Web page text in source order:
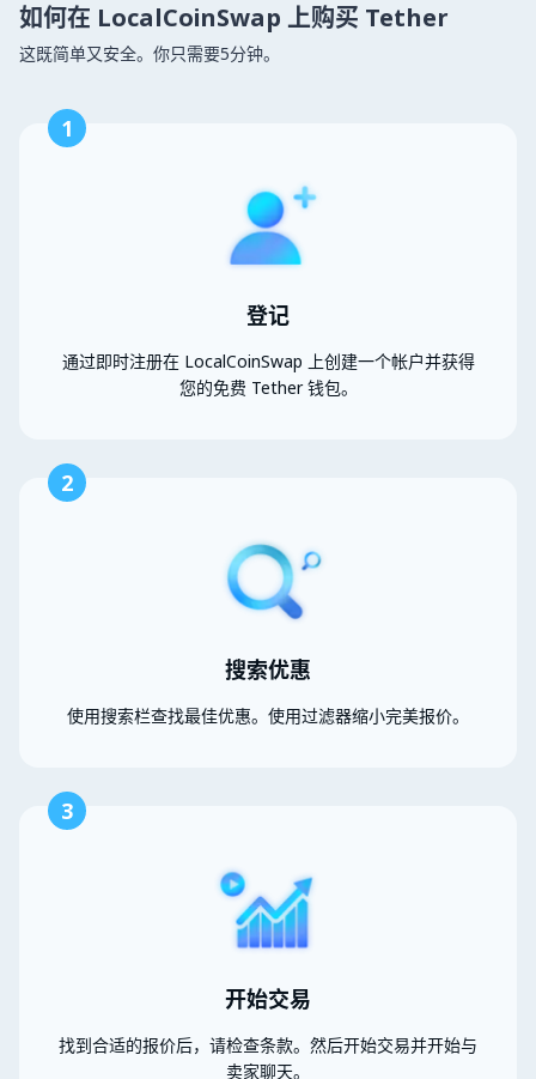
如何在 LocalCoinSwap 上购买 Tether
这既简单又安全。你只需要5分钟。
1
登记
通过即时注册在 LocalCoinSwap 上创建一个帐户并获得
您的免费 Tether 钱包。
2
搜索优惠
使用搜索栏查找最佳优惠。使用过滤器缩小完美报价。
3
开始交易
找到合适的报价后，请检查条款。然后开始交易并开始与
卖家聊天。